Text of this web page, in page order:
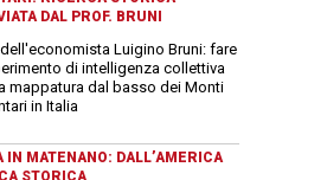
DAL PROF. BRUNI
Luigino Bruni: fare
di intelligenza collettiva
mappatura dal basso dei Monti
in Italia
IN MATENANO: DALL’AMERICA
STORICA